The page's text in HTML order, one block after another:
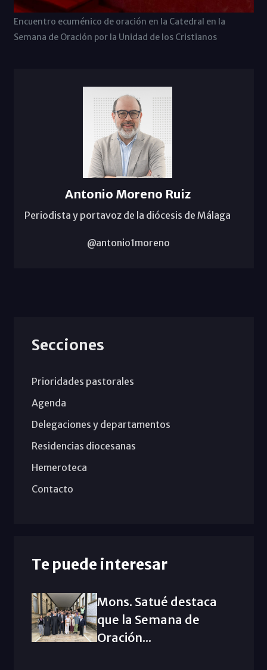
Encuentro ecuménico de oración en la Catedral en la
Semana de Oración por la Unidad de los Cristianos
Antonio Moreno Ruiz
Periodista y portavoz de la diócesis de Málaga
@antonio1moreno
Secciones
Prioridades pastorales
Agenda
Delegaciones y departamentos
Residencias diocesanas
Hemeroteca
Contacto
Te puede interesar
Mons. Satué destaca
que la Semana de
Oración...